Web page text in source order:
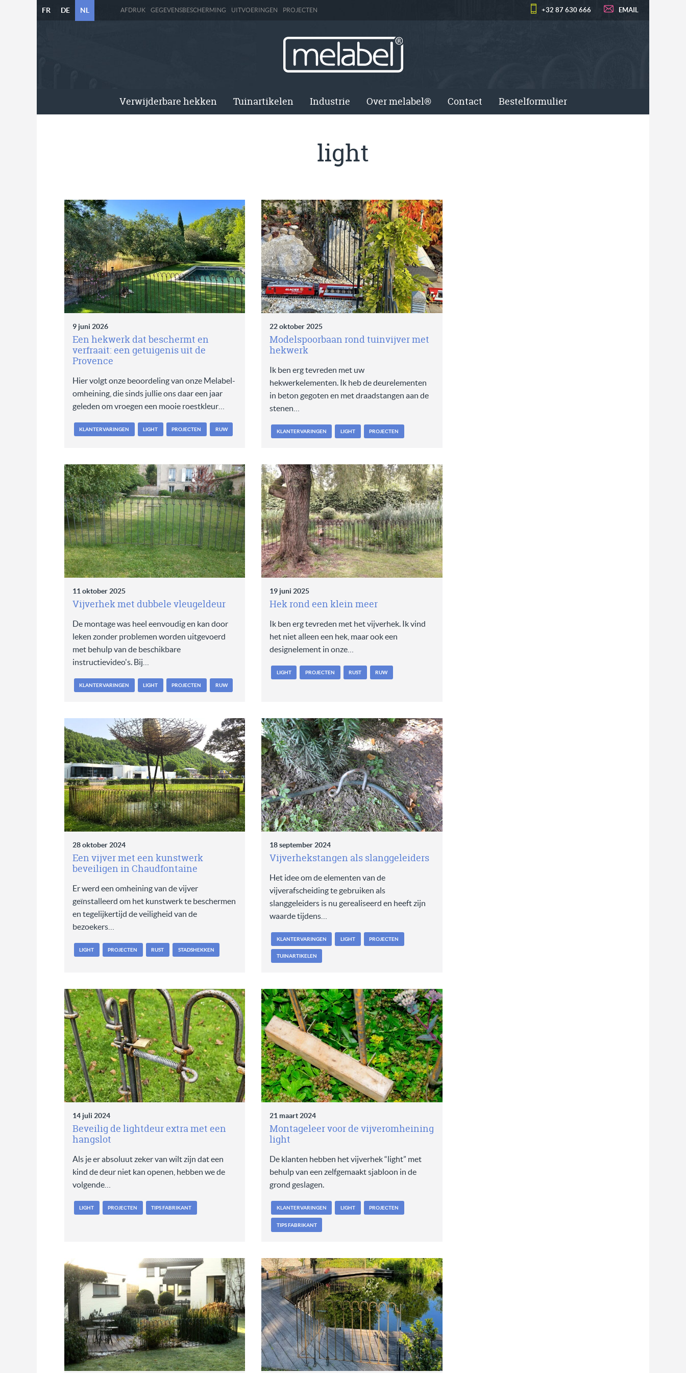
FR DE NL AFDRUK GEGEVENSBESCHERMING UITVOERINGEN PROJECTEN +32 87 630 666 EMAIL
Verwijderbare hekken Tuinartikelen Industrie Over melabel® Contact Bestelformulier
light
9 juni 2026
Een hekwerk dat beschermt en
verfraait: een getuigenis uit de
Provence
Hier volgt onze beoordeling van onze Melabel-
omheining, die sinds jullie ons daar een jaar
geleden om vroegen een mooie roestkleur…
KLANTERVARINGEN LIGHT PROJECTEN RUW
22 oktober 2025
Modelspoorbaan rond tuinvijver met
hekwerk
Ik ben erg tevreden met uw
hekwerkelementen. Ik heb de deurelementen
in beton gegoten en met draadstangen aan de
stenen…
KLANTERVARINGEN LIGHT PROJECTEN
11 oktober 2025
Vijverhek met dubbele vleugeldeur
De montage was heel eenvoudig en kan door
leken zonder problemen worden uitgevoerd
met behulp van de beschikbare
instructievideo's. Bij…
KLANTERVARINGEN LIGHT PROJECTEN RUW
19 juni 2025
Hek rond een klein meer
Ik ben erg tevreden met het vijverhek. Ik vind
het niet alleen een hek, maar ook een
designelement in onze…
LIGHT PROJECTEN RUST RUW
28 oktober 2024
Een vijver met een kunstwerk
beveiligen in Chaudfontaine
Er werd een omheining van de vijver
geïnstalleerd om het kunstwerk te beschermen
en tegelijkertijd de veiligheid van de
bezoekers…
LIGHT PROJECTEN RUST STADSHEKKEN
18 september 2024
Vijverhekstangen als slanggeleiders
Het idee om de elementen van de
vijverafscheiding te gebruiken als
slanggeleiders is nu gerealiseerd en heeft zijn
waarde tijdens…
KLANTERVARINGEN LIGHT PROJECTEN
TUINARTIKELEN
14 juli 2024
Beveilig de lightdeur extra met een
hangslot
Als je er absoluut zeker van wilt zijn dat een
kind de deur niet kan openen, hebben we de
volgende…
LIGHT PROJECTEN TIPS FABRIKANT
21 maart 2024
Montageleer voor de vijveromheining
light
De klanten hebben het vijverhek “light” met
behulp van een zelfgemaakt sjabloon in de
grond geslagen.
KLANTERVARINGEN LIGHT PROJECTEN
TIPS FABRIKANT